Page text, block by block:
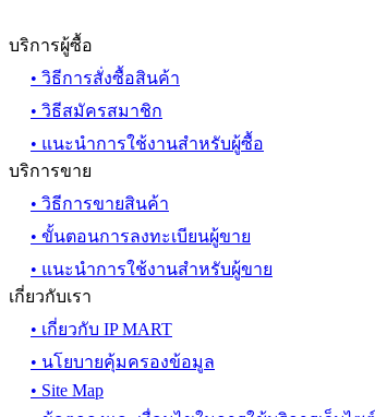
บริการผู้ซื้อ
• วิธีการสั่งซื้อสินค้า
• วิธีสมัครสมาชิก
• แนะนำการใช้งานสำหรับผู้ซื้อ
บริการขาย
• วิธีการขายสินค้า
• ขั้นตอนการลงทะเบียนผู้ขาย
• แนะนำการใช้งานสำหรับผู้ขาย
เกี่ยวกับเรา
• เกี่ยวกับ IP MART
• นโยบายคุ้มครองข้อมูล
• Site Map